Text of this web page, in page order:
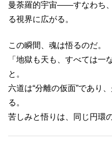
曼荼羅的宇宙——すなわち、
る視界に広がる。
この瞬間、魂は悟るのだ。
「地獄も天も、すべては一
と。
六道は“分離の仮面”であり
る。
苦しみと悟りは、同じ円環